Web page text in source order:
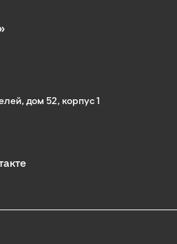
дом 52, корпус 1